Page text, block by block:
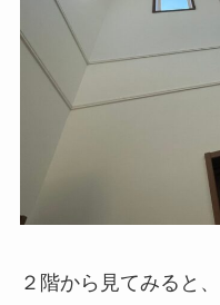
２階から見てみると